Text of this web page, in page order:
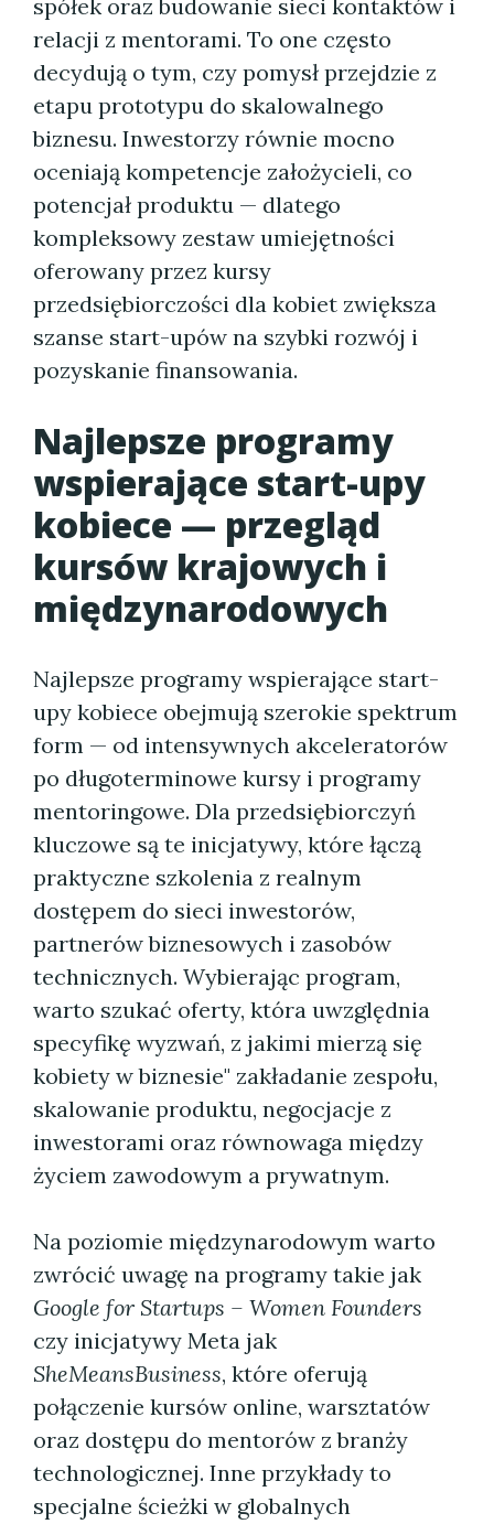
spółek oraz budowanie sieci kontaktów i
relacji z mentorami. To one często
decydują o tym, czy pomysł przejdzie z
etapu prototypu do skalowalnego
biznesu. Inwestorzy równie mocno
oceniają kompetencje założycieli, co
potencjał produktu — dlatego
kompleksowy zestaw umiejętności
oferowany przez kursy
przedsiębiorczości dla kobiet zwiększa
szanse start-upów na szybki rozwój i
pozyskanie finansowania.
Najlepsze programy
wspierające start-upy
kobiece — przegląd
kursów krajowych i
międzynarodowych
Najlepsze programy wspierające start-
upy kobiece obejmują szerokie spektrum
form — od intensywnych akceleratorów
po długoterminowe kursy i programy
mentoringowe. Dla przedsiębiorczyń
kluczowe są te inicjatywy, które łączą
praktyczne szkolenia z realnym
dostępem do sieci inwestorów,
partnerów biznesowych i zasobów
technicznych. Wybierając program,
warto szukać oferty, która uwzględnia
specyfikę wyzwań, z jakimi mierzą się
kobiety w biznesie" zakładanie zespołu,
skalowanie produktu, negocjacje z
inwestorami oraz równowaga między
życiem zawodowym a prywatnym.
Na poziomie międzynarodowym warto
zwrócić uwagę na programy takie jak
Google for Startups – Women Founders
czy inicjatywy Meta jak
SheMeansBusiness, które oferują
połączenie kursów online, warsztatów
oraz dostępu do mentorów z branży
technologicznej. Inne przykłady to
specjalne ścieżki w globalnych